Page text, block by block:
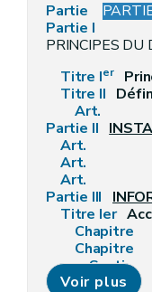
Partie
Partie I
PRINCIPES DU
Titre Ier
Titre II
Art.
Partie II
Art.
Art.
Art.
Partie III
Titre Ier
Chapitre
Chapitre
Section
Section
Voir plus